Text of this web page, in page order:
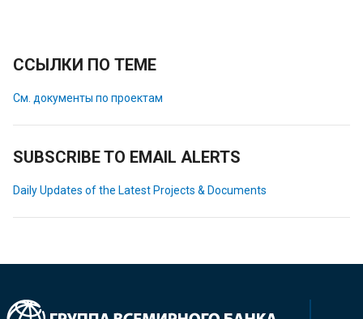
ССЫЛКИ ПО ТЕМЕ
См. документы по проектам
SUBSCRIBE TO EMAIL ALERTS
Daily Updates of the Latest Projects & Documents